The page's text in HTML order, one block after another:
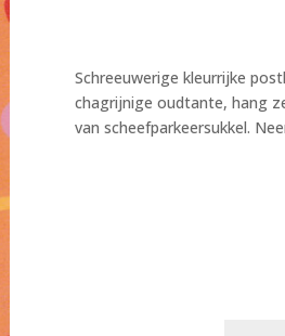
Schreeuwerige kleurrijke
chagrijnige oudtante, hang
van scheefparkeersukkel.